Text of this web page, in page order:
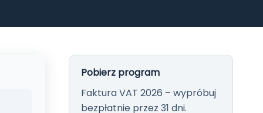
faktur na Windows —
WszystkiePobierz program
Faktura VAT 2026 – wypróbuj
bezpłatnie przez 31 dni.